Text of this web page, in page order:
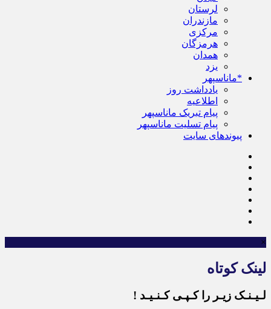
لرستان
مازندران
مرکزی
هرمزگان
همدان
یزد
*ماناسپهر
یادداشت روز
اطلاعیه
پیام تبریک ماناسپهر
پیام تسلیت ماناسپهر
پیوندهای سایت
×
لینک کوتاه
لـیـنـک زیـر را کـپـی کـنـیـد !